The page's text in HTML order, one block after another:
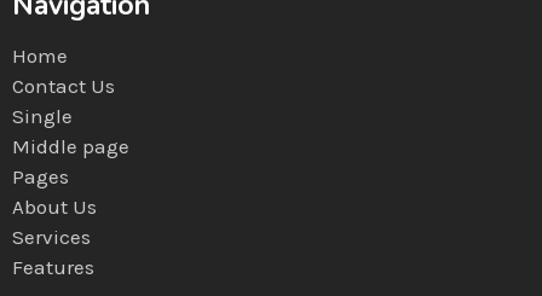
Home
Contact Us
Single
Middle page
Pages
About Us
Services
Features